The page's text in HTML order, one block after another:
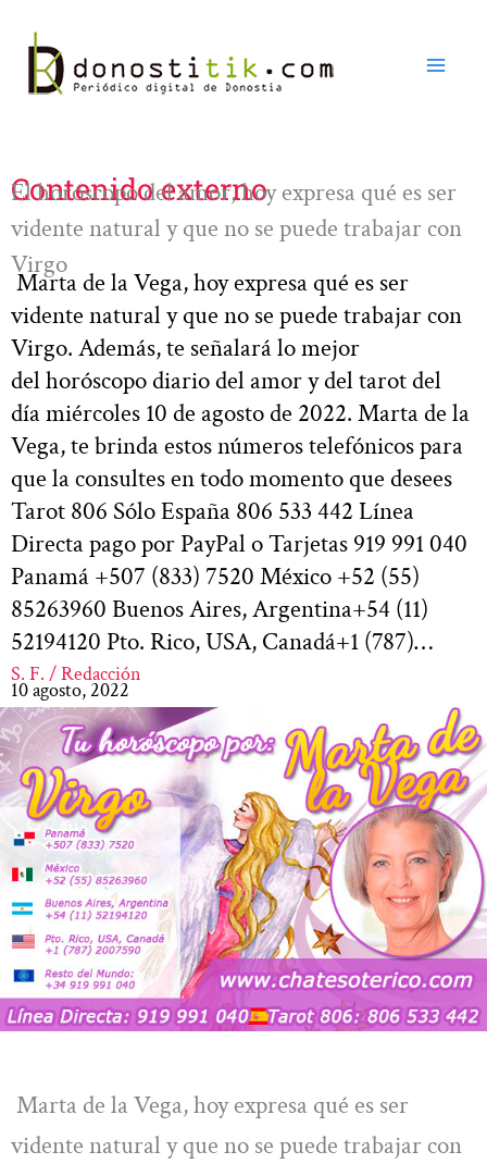
contenido
Contenido externo
El horóscopo del amor, hoy expresa qué es ser
vidente natural y que no se puede trabajar con
Virgo
Marta de la Vega, hoy expresa qué es ser
vidente natural y que no se puede trabajar con
Virgo. Además, te señalará lo mejor
del horóscopo diario del amor y del tarot del
día miércoles 10 de agosto de 2022. Marta de la
Vega, te brinda estos números telefónicos para
que la consultes en todo momento que desees
Tarot 806 Sólo España 806 533 442 Línea
Directa pago por PayPal o Tarjetas 919 991 040
Panamá +507 (833) 7520 México +52 (55)
85263960 Buenos Aires, Argentina+54 (11)
52194120 Pto. Rico, USA, Canadá+1 (787)…
S. F. / Redacción
10 agosto, 2022
Marta de la Vega, hoy expresa qué es ser
vidente natural y que no se puede trabajar con